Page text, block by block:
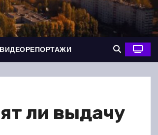
ВИДЕОРЕПОРТАЖИ
ли выдачу